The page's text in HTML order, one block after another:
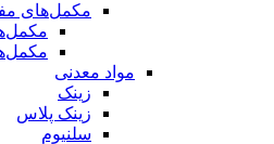
مکمل‌های
مواد معدنی
زینک
زینک پلاس
سلنیوم